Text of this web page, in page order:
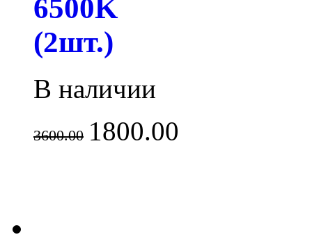
6500K
(2шт.)
В наличии
3600.00 1800.00